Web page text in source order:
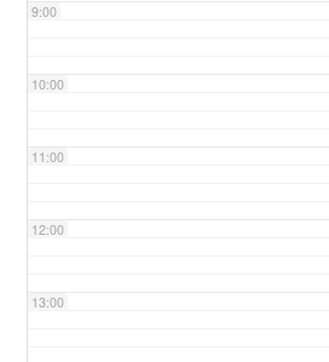
9:00
10:00
11:00
12:00
13:00